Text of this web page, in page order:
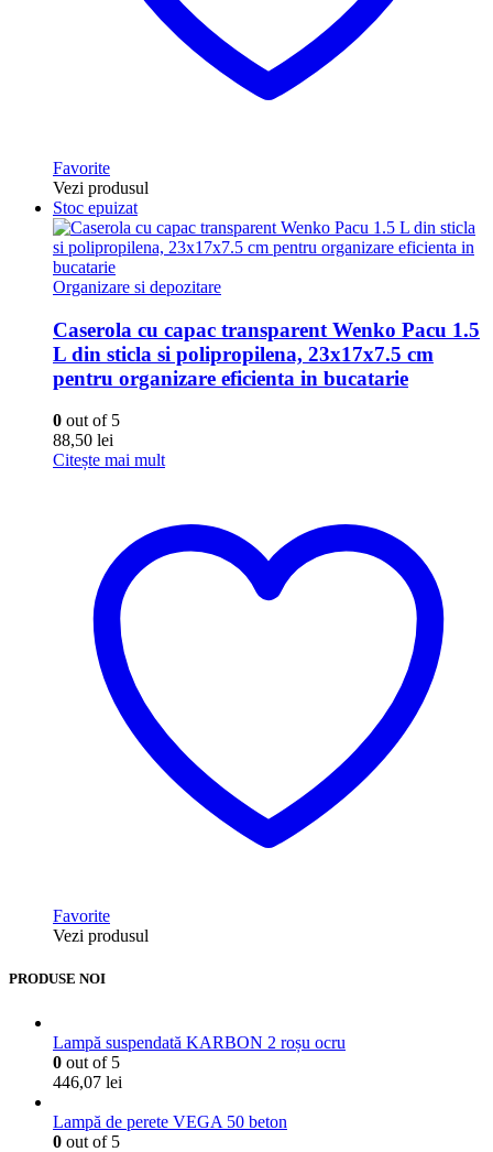
Favorite
Vezi produsul
Stoc epuizat
Organizare si depozitare
Caserola cu capac transparent Wenko Pacu 1.5
L din sticla si polipropilena, 23x17x7.5 cm
pentru organizare eficienta in bucatarie
0 out of 5
88,50 lei
Citește mai mult
Favorite
Vezi produsul
PRODUSE NOI
Lampă suspendată KARBON 2 roșu ocru
0 out of 5
446,07 lei
Lampă de perete VEGA 50 beton
0 out of 5